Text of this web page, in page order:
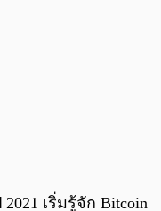
เริ่มรู้จัก Bitcoin